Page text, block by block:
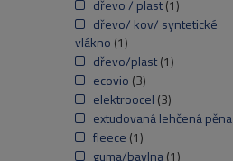
dřevo / plast(1)
dřevo/ kov/ syntetické
vlákno (1)
dřevo/plast(1)
ecovio (3)
elektroocel (3)
extudovaná lehčená pěna
fleece (1)
guma/bavlna(1)